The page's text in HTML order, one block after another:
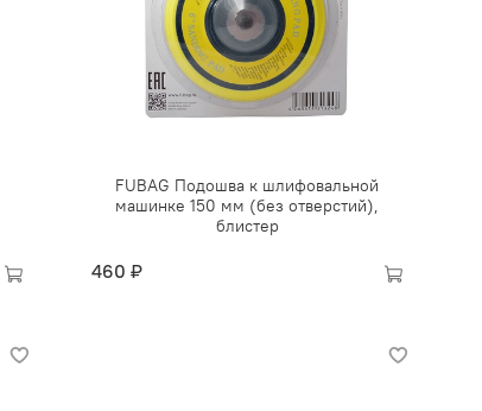
FUBAG Подошва к шлифовальной
машинке 150 мм (без отверстий),
блистер
460 ₽